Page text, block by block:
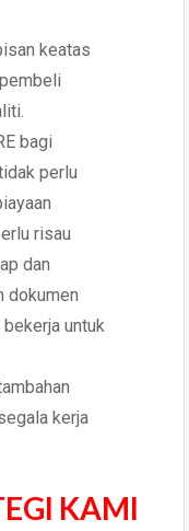
keatas
bagi
perlu
risau
dan
dokumen
untuk
kerja
KAMI